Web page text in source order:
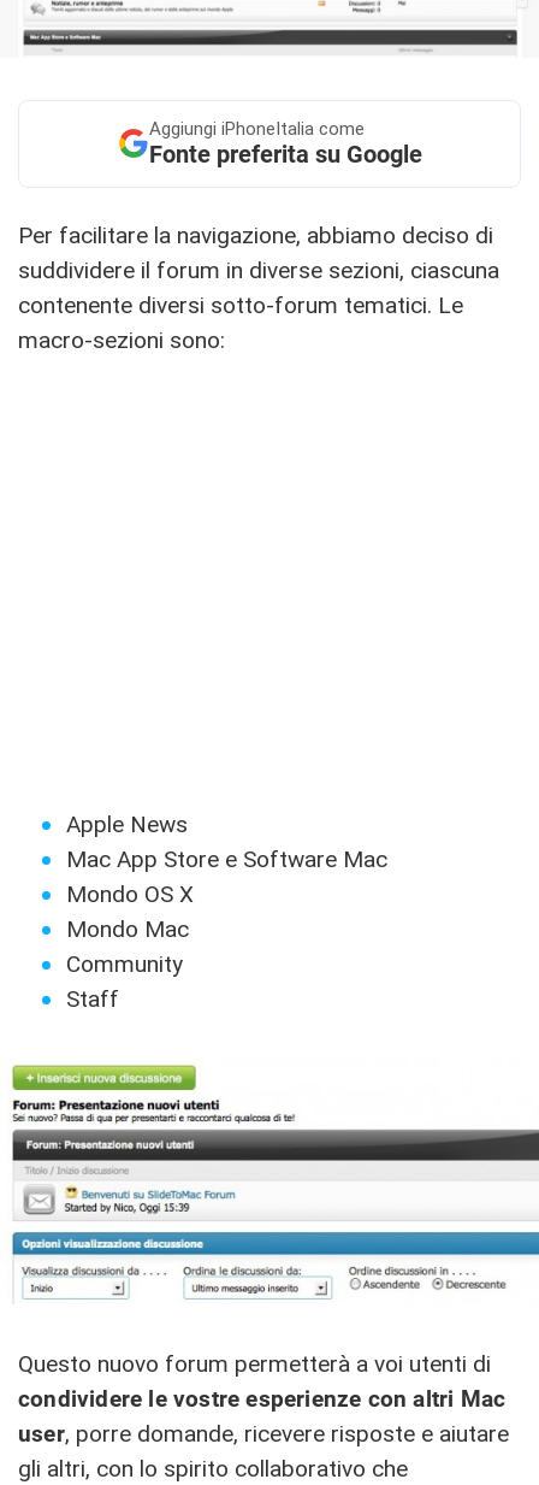
Aggiungi iPhoneItalia come
Fonte preferita su Google
Per facilitare la navigazione, abbiamo deciso di
suddividere il forum in diverse sezioni, ciascuna
contenente diversi sotto-forum tematici. Le
macro-sezioni sono:
Apple News
Mac App Store e Software Mac
Mondo OS X
Mondo Mac
Community
Staff
Questo nuovo forum permetterà a voi utenti di
condividere le vostre esperienze con altri Mac
user, porre domande, ricevere risposte e aiutare
gli altri, con lo spirito collaborativo che